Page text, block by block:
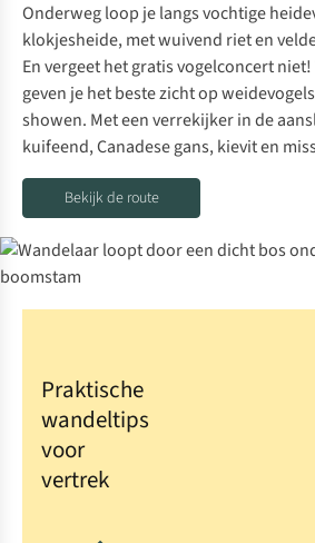
Onderweg loop je langs vochtige
klokjesheide, met wuivend riet en
En vergeet het gratis vogelconcert
geven je het beste zicht op
showen. Met eenverrekijkerin de
kuifeend, Canadese gans, kievit en
Bekijk de route
Praktische
wandeltips
voor
vertrek